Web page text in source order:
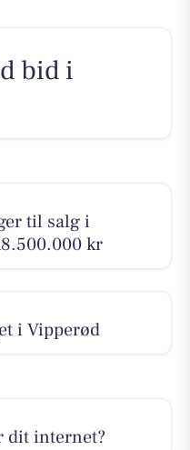
bid i
til salg i
kr
i Vipperød
dit internet?